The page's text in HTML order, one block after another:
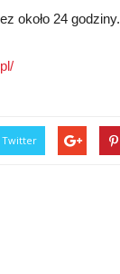
około 24 godziny.
Twitter